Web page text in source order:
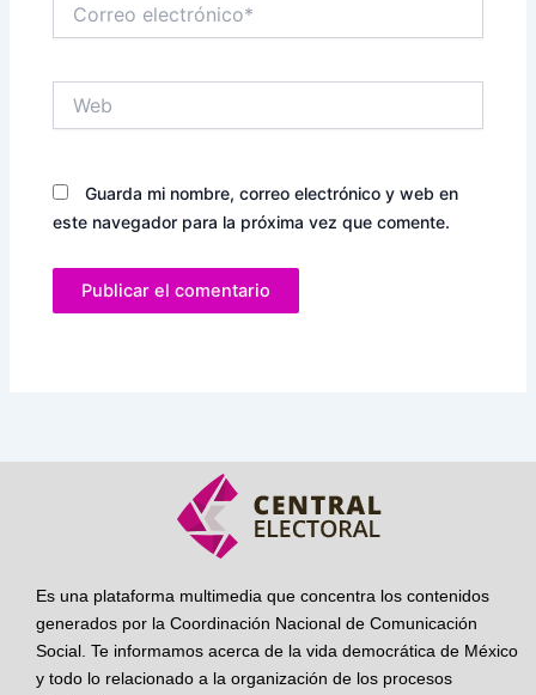
electrónico*
Guarda mi nombre, correo electrónico y web en
este navegador para la próxima vez que comente.
Es una plataforma multimedia que concentra los contenidos
generados por la Coordinación Nacional de Comunicación
Social. Te informamos acerca de la vida democrática de México
y todo lo relacionado a la organización de los procesos